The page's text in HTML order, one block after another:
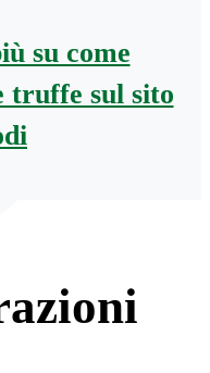
su come
truffe sul sito